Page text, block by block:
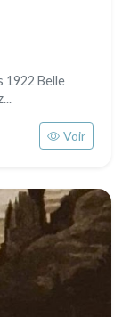
1922 Belle
Voir